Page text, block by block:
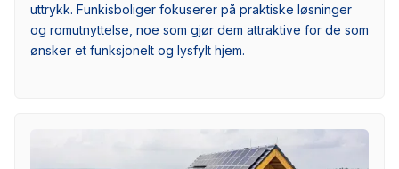
uttrykk. Funkisboliger fokuserer på praktiske løsninger
og romutnyttelse, noe som gjør dem attraktive for de som
ønsker et funksjonelt og lysfylt hjem.